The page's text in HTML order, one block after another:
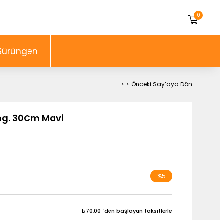
0
< < Önceki Sayfaya Dön
30Cm Mavi
%5
₺70,00 `den başlayan taksitlerle